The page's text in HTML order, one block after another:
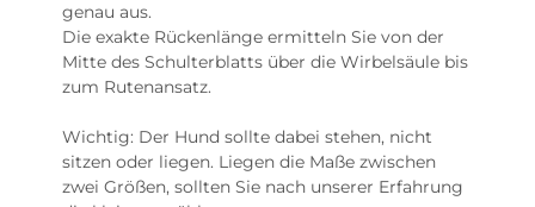
genau aus.
Die exakte Rückenlänge ermitteln Sie von der
Mitte des Schulterblatts über die Wirbelsäule bis
zum Rutenansatz.
Wichtig: Der Hund sollte dabei stehen, nicht
sitzen oder liegen. Liegen die Maße zwischen
zwei Größen, sollten Sie nach unserer Erfahrung